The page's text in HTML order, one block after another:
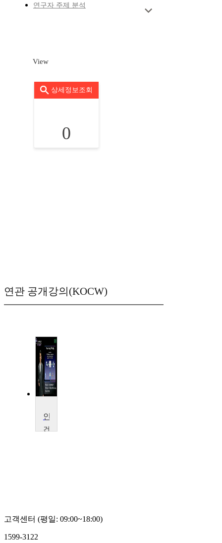
연구자 주제 분석
View
상세정보조회
0
연관 공개강의(KOCW)
건
고객센터 (평일: 09:00~18:00)
1599-3122